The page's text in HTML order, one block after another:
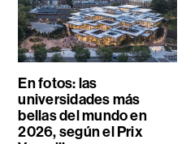
En fotos: las
universidades más
bellas del mundo en
2026, según el Prix